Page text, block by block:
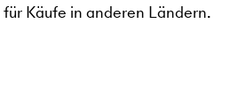
Käufe in anderen Ländern.